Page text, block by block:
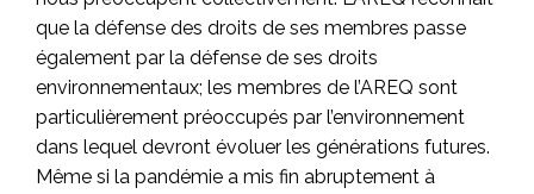
que la défense des droits de ses membres passe
également par la défense de ses droits
environnementaux; les membres de l’AREQ sont
particulièrement préoccupés par l’environnement
dans lequel devront évoluer les générations futures.
Même si la pandémie a mis fin abruptement à